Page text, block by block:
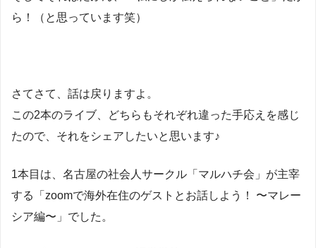
ら！（と思っています笑）
さてさて、話は戻りますよ。
この2本のライブ、どちらもそれぞれ違った手応えを感じ
たので、それをシェアしたいと思います♪
1本目は、名古屋の社会人サークル「マルハチ会」が主宰
する「zoomで海外在住のゲストとお話しよう！ 〜マレー
シア編〜」でした。